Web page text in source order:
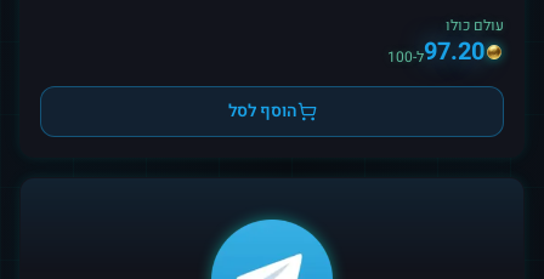
עולם כולו
97.20ל-100
הוסף לסל